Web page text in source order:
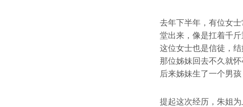
去年下半年，有位女
堂出来，像是扛着千
这位女士也是信徒，
那位姊妹回去不久就
后来姊妹生了一个男孩
提起这次经历，朱姐